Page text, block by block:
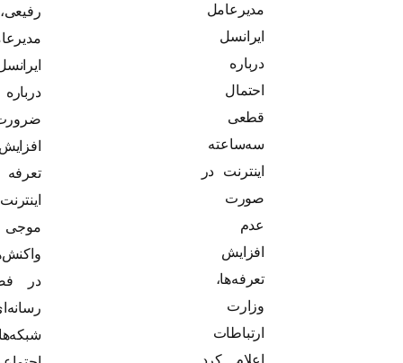
مدیرعامل
ایرانسل
درباره
احتمال
قطعی
سه‌ساعته
اینترنت در
صورت
افزایش
تعرفه‌ها،
وزارت
ارتباطات
اعلام کرد
رفیعی،
مدیرعامل
ایرانسل،
درباره
ضرورت
افزایش
تعرفه
اینترنت،
موجی از
واکنش‌ها
در فضای
رسانه‌ای و
شبکه‌های